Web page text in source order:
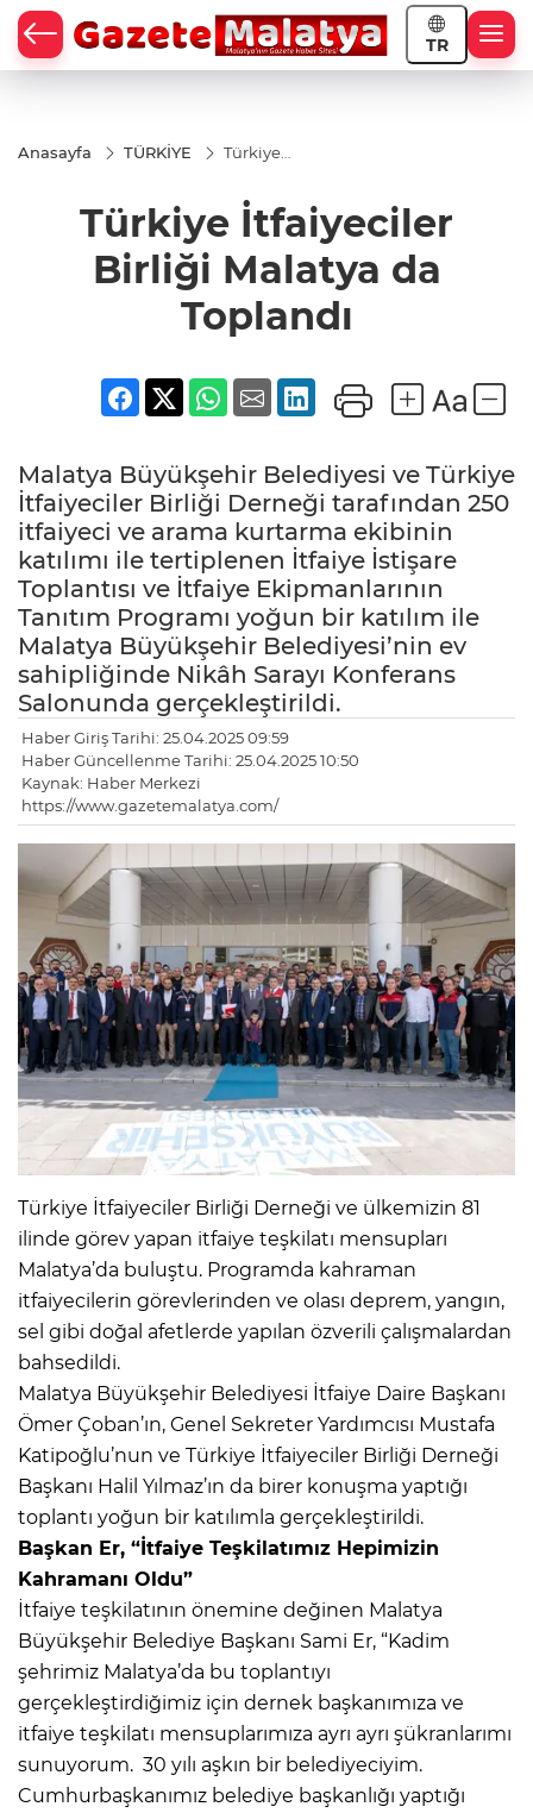
TR
Anasayfa TÜRKİYE
Türkiye
Malatya
da
Türkiye İtfaiyeciler
Birliği Malatya da
Toplandı
Malatya Büyükşehir Belediyesi ve Türkiye
İtfaiyeciler Birliği Derneği tarafından 250
itfaiyeci ve arama kurtarma ekibinin
katılımı ile tertiplenen İtfaiye İstişare
Toplantısı ve İtfaiye Ekipmanlarının
Tanıtım Programı yoğun bir katılım ile
Malatya Büyükşehir Belediyesi’nin ev
sahipliğinde Nikâh Sarayı Konferans
Salonunda gerçekleştirildi.
Haber Giriş Tarihi: 25.04.2025 09:59
Haber Güncellenme Tarihi: 25.04.2025 10:50
Kaynak: Haber Merkezi
https://www.gazetemalatya.com/
Türkiye İtfaiyeciler Birliği Derneği ve ülkemizin 81
ilinde görev yapan itfaiye teşkilatı mensupları
Malatya’da buluştu. Programda kahraman
itfaiyecilerin görevlerinden ve olası deprem, yangın,
sel gibi doğal afetlerde yapılan özverili çalışmalardan
bahsedildi.
Malatya Büyükşehir Belediyesi İtfaiye Daire Başkanı
Ömer Çoban’ın, Genel Sekreter Yardımcısı Mustafa
Katipoğlu’nun ve Türkiye İtfaiyeciler Birliği Derneği
Başkanı Halil Yılmaz’ın da birer konuşma yaptığı
toplantı yoğun bir katılımla gerçekleştirildi.
Başkan Er, “İtfaiye Teşkilatımız Hepimizin
Kahramanı Oldu”
İtfaiye teşkilatının önemine değinen Malatya
Büyükşehir Belediye Başkanı Sami Er, “Kadim
şehrimiz Malatya’da bu toplantıyı
gerçekleştirdiğimiz için dernek başkanımıza ve
itfaiye teşkilatı mensuplarımıza ayrı ayrı şükranlarımı
sunuyorum. 30 yılı aşkın bir belediyeciyim.
Cumhurbaşkanımız belediye başkanlığı yaptığı